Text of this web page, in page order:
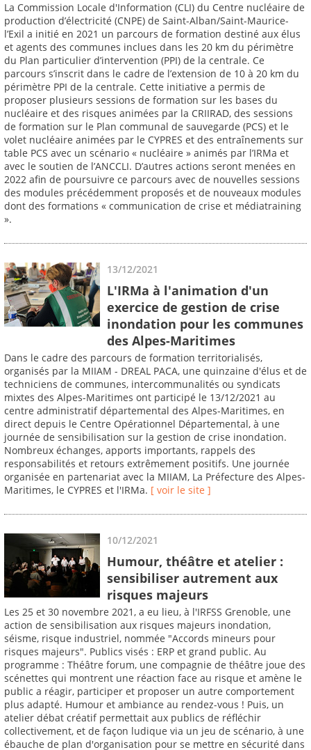
La Commission Locale d'Information (CLI) du Centre nucléaire de
production d’électricité (CNPE) de Saint-Alban/Saint-Maurice-
l’Exil a initié en 2021 un parcours de formation destiné aux élus
et agents des communes inclues dans les 20 km du périmètre
du Plan particulier d’intervention (PPI) de la centrale. Ce
parcours s’inscrit dans le cadre de l’extension de 10 à 20 km du
périmètre PPI de la centrale. Cette initiative a permis de
proposer plusieurs sessions de formation sur les bases du
nucléaire et des risques animées par la CRIIRAD, des sessions
de formation sur le Plan communal de sauvegarde (PCS) et le
volet nucléaire animées par le CYPRES et des entraînements sur
table PCS avec un scénario « nucléaire » animés par l’IRMa et
avec le soutien de l’ANCCLI. D’autres actions seront menées en
2022 afin de poursuivre ce parcours avec de nouvelles sessions
des modules précédemment proposés et de nouveaux modules
dont des formations « communication de crise et médiatraining
».
13/12/2021
L'IRMa à l'animation d'un
exercice de gestion de crise
inondation pour les communes
des Alpes-Maritimes
Dans le cadre des parcours de formation territorialisés,
organisés par la MIIAM - DREAL PACA, une quinzaine d'élus et de
techniciens de communes, intercommunalités ou syndicats
mixtes des Alpes-Maritimes ont participé le 13/12/2021 au
centre administratif départemental des Alpes-Maritimes, en
direct depuis le Centre Opérationnel Départemental, à une
journée de sensibilisation sur la gestion de crise inondation.
Nombreux échanges, apports importants, rappels des
responsabilités et retours extrêmement positifs. Une journée
organisée en partenariat avec la MIIAM, La Préfecture des Alpes-
Maritimes, le CYPRES et l'IRMa. [ voir le site ]
10/12/2021
Humour, théâtre et atelier :
sensibiliser autrement aux
risques majeurs
Les 25 et 30 novembre 2021, a eu lieu, à l'IRFSS Grenoble, une
action de sensibilisation aux risques majeurs inondation,
séisme, risque industriel, nommée "Accords mineurs pour
risques majeurs". Publics visés : ERP et grand public. Au
programme : Théâtre forum, une compagnie de théâtre joue des
scénettes qui montrent une réaction face au risque et amène le
public a réagir, participer et proposer un autre comportement
plus adapté. Humour et ambiance au rendez-vous ! Puis, un
atelier débat créatif permettait aux publics de réfléchir
collectivement, et de façon ludique via un jeu de scénario, à une
ébauche de plan d'organisation pour se mettre en sécurité dans